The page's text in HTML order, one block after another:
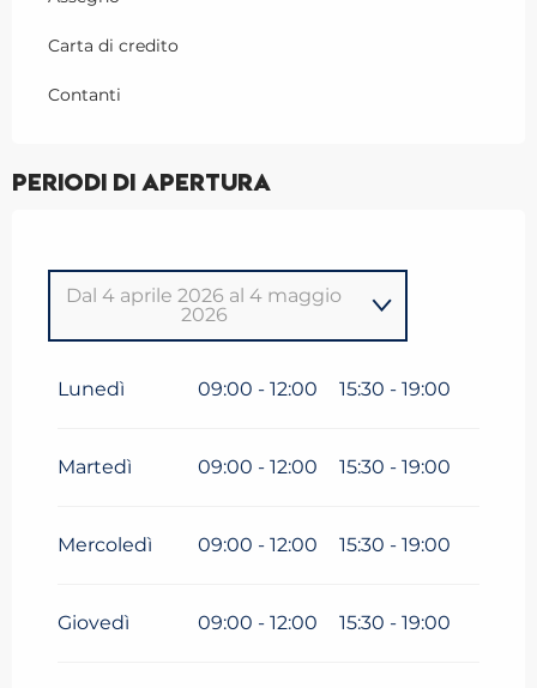
Carta di credito
Contanti
Periodi di apertura
gennaio 2026
febbraio 2026
Dal 4 aprile 2026 al 4 maggio
2026
Lunedì 09:00 - 12:00 15:30 - 19:00
Martedì 09:00 - 12:00 15:30 - 19:00
Mercoledì 09:00 - 12:00 15:30 - 19:00
Giovedì 09:00 - 12:00 15:30 - 19:00